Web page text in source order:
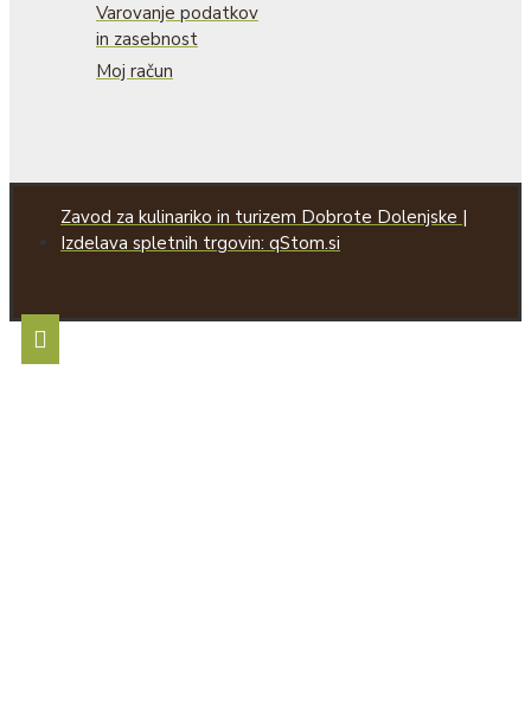
Varovanje podatkov
in zasebnost
Moj račun
Zavod za kulinariko in turizem Dobrote Dolenjske |
Izdelava spletnih trgovin: qStom.si